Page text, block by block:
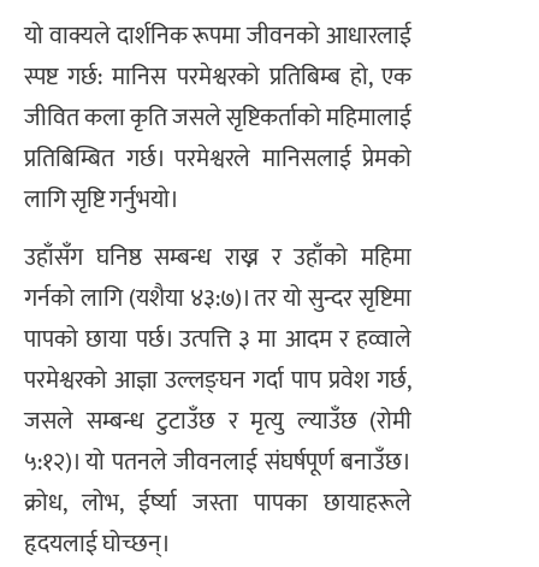
यो वाक्यले दार्शनिक रूपमा जीवनको आधारलाई
स्पष्ट गर्छ: मानिस परमेश्वरको प्रतिबिम्ब हो, एक
जीवित कला कृति जसले सृष्टिकर्ताको महिमालाई
प्रतिबिम्बित गर्छ। परमेश्वरले मानिसलाई प्रेमको
लागि सृष्टि गर्नुभयो।
उहाँसँग घनिष्ठ सम्बन्ध राख्न र उहाँको महिमा
गर्नको लागि (यशैया ४३:७)। तर यो सुन्दर सृष्टिमा
पापको छाया पर्छ। उत्पत्ति ३ मा आदम र हव्वाले
परमेश्वरको आज्ञा उल्लङ्घन गर्दा पाप प्रवेश गर्छ,
जसले सम्बन्ध टुटाउँछ र मृत्यु ल्याउँछ (रोमी
५:१२)। यो पतनले जीवनलाई संघर्षपूर्ण बनाउँछ।
क्रोध, लोभ, ईर्ष्या जस्ता पापका छायाहरूले
हृदयलाई घोच्छन्।